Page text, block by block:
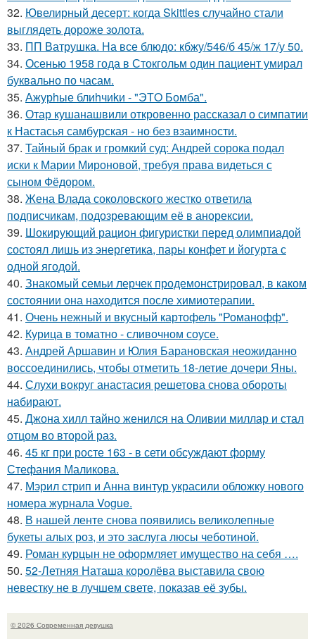
32. Ювелирный десерт: когда Skittles случайно стали
выглядеть дороже золота.
33. ПП Ватрушка. На все блюдо: кбжу/546/б 45/ж 17/у 50.
34. Осенью 1958 года в Стокгольм один пациент умирал
буквально по часам.
35. Ажурhые блиhчиkи - "ЭТO Бомба".
36. Отар кушанашвили откровенно рассказал о симпатии
к Настасья самбурская - но без взаимности.
37. Тайный брак и громкий суд: Андрей сорока подал
иски к Марии Мироновой, требуя права видеться с
сыном Фёдором.
38. Жена Влада соколовского жестко ответила
подписчикам, подозревающим её в анорексии.
39. Шокирующий рацион фигуристки перед олимпиадой
состоял лишь из энергетика, пары конфет и йогурта с
одной ягодой.
40. Знакомый семьи лерчек продемонстрировал, в каком
состоянии она находится после химиотерапии.
41. Очень нежный и вкусный картофель "Романофф".
42. Курица в томатно - сливочном соусе.
43. Андрей Аршавин и Юлия Барановская неожиданно
воссоединились, чтобы отметить 18-летие дочери Яны.
44. Слухи вокруг анастасия решетова снова обороты
набирают.
45. Джона хилл тайно женился на Оливии миллар и стал
отцом во второй раз.
46. 45 кг при росте 163 - в сети обсуждают форму
Стефания Маликова.
47. Мэрил стрип и Анна винтур украсили обложку нового
номера журнала Vogue.
48. В нашей ленте снова появились великолепные
букеты алых роз, и это заслуга люсы чеботиной.
49. Роман курцын не оформляет имущество на себя ….
50. 52-Летняя Наташа королёва выставила свою
невестку не в лучшем свете, показав её зубы.
© 2026 Современная девушка